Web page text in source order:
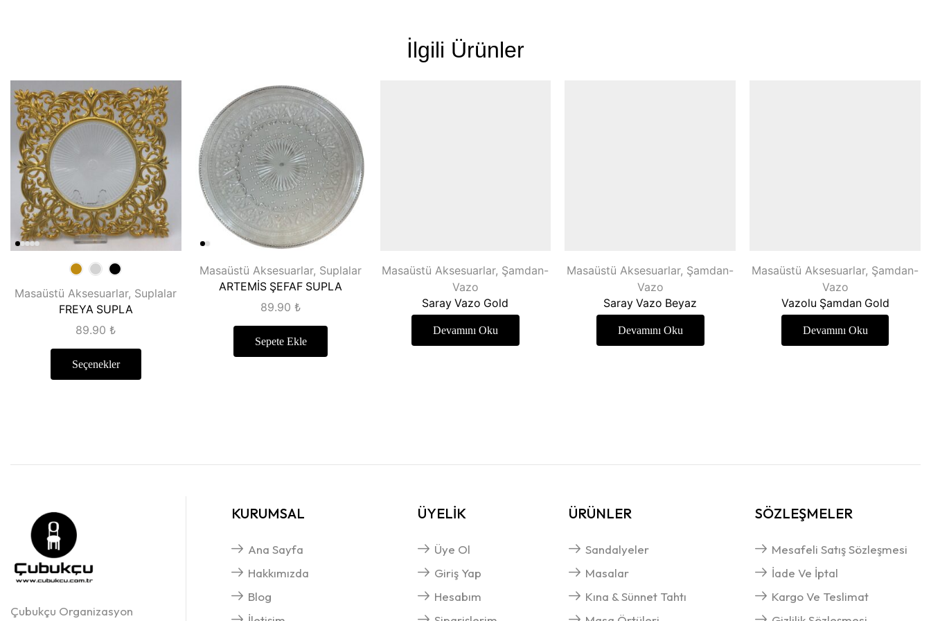
İlgili Ürünler
Masaüstü Aksesuarlar, Suplalar
FREYA SUPLA
89.90₺
Seçenekler
Masaüstü Aksesuarlar, Suplalar
ARTEMİS ŞEFAF SUPLA
89.90₺
Sepete Ekle
Masaüstü Aksesuarlar, Şamdan-
Vazo
Saray Vazo Gold
Devamını Oku
Masaüstü Aksesuarlar, Şamdan-
Vazo
Saray Vazo Beyaz
Devamını Oku
Masaüstü Aksesuarlar, Şamdan-
Vazo
Vazolu Şamdan Gold
Devamını Oku
Çubukçu Organizasyon
KURUMSAL
Ana Sayfa
Hakkımızda
Blog
ÜYELİK
Üye Ol
Giriş Yap
Hesabım
ÜRÜNLER
Sandalyeler
Masalar
Kına & Sünnet Tahtı
SÖZLEŞMELER
Mesafeli Satış Sözleşmesi
İade Ve İptal
Kargo Ve Teslimat